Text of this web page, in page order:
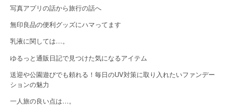
g
a
t
i
o
n
写真アプリの話から旅行の話へ
無印良品の便利グッズにハマってます
乳液に関しては…。
ゆるっと通販日記で見つけた気になるアイテム
送迎や公園遊びでも頼れる！毎日のUV対策に取り入れたいファンデー
ションの魅力
一人旅の良い点は…。